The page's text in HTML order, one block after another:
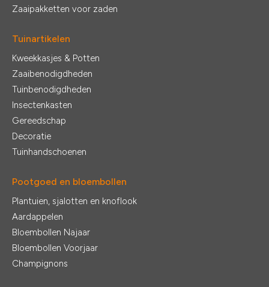
Zaaipakketten voor zaden
Tuinartikelen
Kweekkasjes & Potten
Zaaibenodigdheden
Tuinbenodigdheden
Insectenkasten
Gereedschap
Decoratie
Tuinhandschoenen
Pootgoed en bloembollen
Plantuien, sjalotten en knoflook
Aardappelen
Bloembollen Najaar
Bloembollen Voorjaar
Champignons